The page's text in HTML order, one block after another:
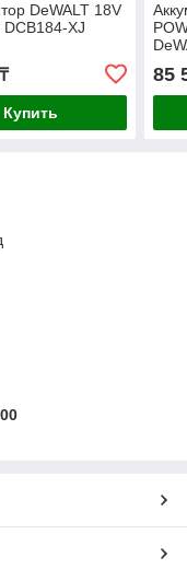
DeWALT 18V
XJ
Купить
85